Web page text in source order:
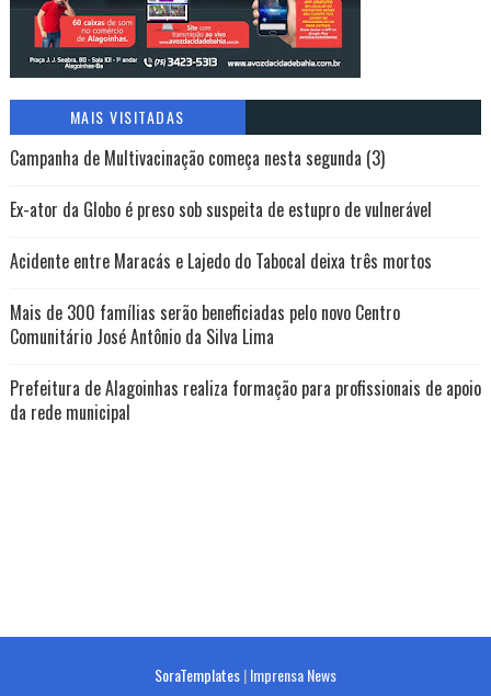
MAIS VISITADAS
Campanha de Multivacinação começa nesta segunda (3)
Ex-ator da Globo é preso sob suspeita de estupro de vulnerável
Acidente entre Maracás e Lajedo do Tabocal deixa três mortos
Mais de 300 famílias serão beneficiadas pelo novo Centro
Comunitário José Antônio da Silva Lima
Prefeitura de Alagoinhas realiza formação para profissionais de apoio
da rede municipal
SoraTemplates|Imprensa News